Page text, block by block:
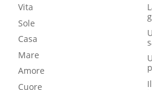
Vita
Sole
Casa
Mare
Amore
Cuore